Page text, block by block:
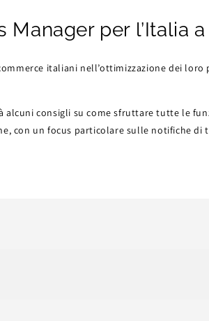
Manager per l’Italia
italiani nell’ottimizzazione dei loro
alcuni consigli su come sfruttare tutte le
con un focus particolare sulle notifiche di